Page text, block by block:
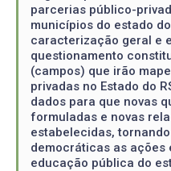
parcerias público-
municípios do estado
caracterização geral e
questionamento
(campos) que irão
privadas no Estado do
dados para que novas
formuladas e novas
estabelecidas,
democráticas as ações
educação pública do